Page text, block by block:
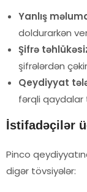
Yanlış
doldurarkən
Şifrə
şifrələrdən
Qeydiyyat
fərqli qaydalar
İstifadəçilər
Pinco
digər tövsiyələr: